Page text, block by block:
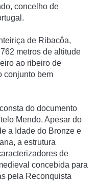
concelho de
de Ribacôa,
metros de altitude
ao ribeiro de
conjunto bem
do documento
Mendo. Apesar do
a Idade do Bronze e
a estrutura
de
concebida para
pela Reconquista